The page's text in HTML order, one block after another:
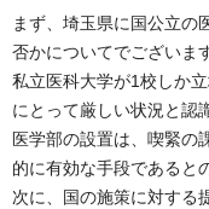
まず、埼玉県に国公立の
否かについてでございま
私立医科大学が1校しか
にとって厳しい状況と認
医学部の設置は、喫緊の
的に有効な手段であると
次に、国の施策に対する